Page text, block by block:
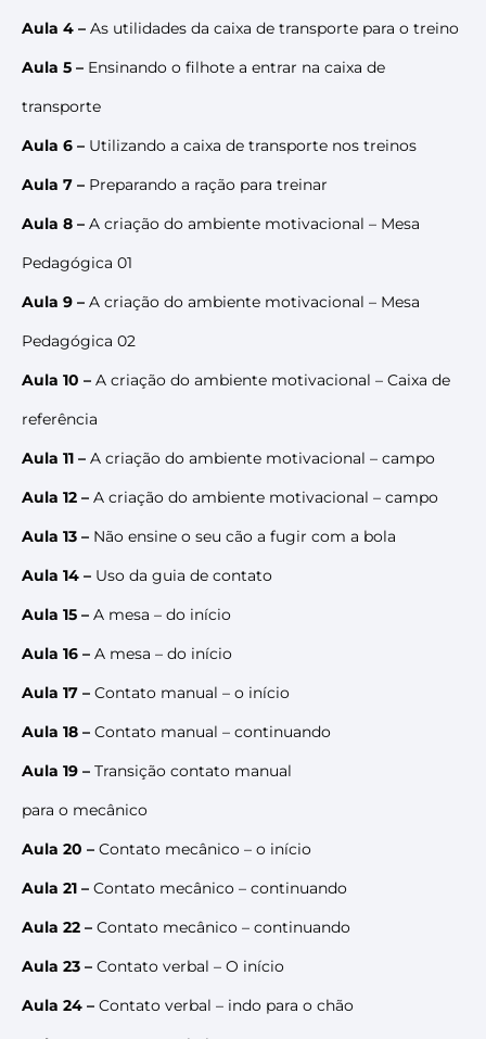
Aula 4 – As utilidades da caixa de transporte para o treino
Aula 5 – Ensinando o filhote a entrar na caixa de
transporte
Aula 6 – Utilizando a caixa de transporte nos treinos
Aula 7 – Preparando a ração para treinar
Aula 8 – A criação do ambiente motivacional – Mesa
Pedagógica 01
Aula 9 – A criação do ambiente motivacional – Mesa
Pedagógica 02
Aula 10 – A criação do ambiente motivacional – Caixa de
referência
Aula 11 – A criação do ambiente motivacional – campo
Aula 12 – A criação do ambiente motivacional – campo
Aula 13 – Não ensine o seu cão a fugir com a bola
Aula 14 – Uso da guia de contato
Aula 15 – A mesa – do início
Aula 16 – A mesa – do início
Aula 17 – Contato manual – o início
Aula 18 – Contato manual – continuando
Aula 19 – Transição contato manual
para o mecânico
Aula 20 – Contato mecânico – o início
Aula 21 – Contato mecânico – continuando
Aula 22 – Contato mecânico – continuando
Aula 23 – Contato verbal – O início
Aula 24 – Contato verbal – indo para o chão